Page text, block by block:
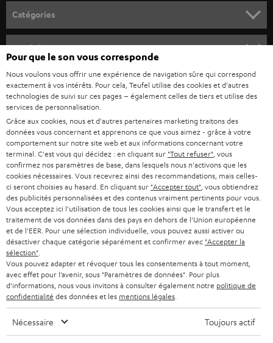
o
u
s
à
l
a
n
e
w
s
l
e
t
t
e
r
Catégories
BARRES DE SON
STEREO
SMART HOME
BLUETOOTH
CASQUES AUDIO
CASQUES BLUETOOTH AUDIO
SYSTEMES COMPLETS
ENCEINTES
ULTIMA
ÉCOUTEURS INTRA-AURICULAIRES
Société
SUPPORT
CARRIÈRE
PRESSE
B2B
NEWSLETTER
MAGASINS
AVANTAGES D’ACHAT
L’HISTOIRE DE TEUFEL
Boutiques en ligne Teufel
ALLEMAGNE
AUTRICHE
SUISSE
PAYS-BAS
BELGIQUE
FRANCE
POLOGNE
Pour que le son vous corresponde
Nous voulons vous offrir une expérience de navigation sûre qui correspond
exactement à vos intérêts. Pour cela, Teufel utilise des cookies et d'autres
technologies de suivi sur ces pages – également celles de tiers et utilise des
services de personnalisation.
Grâce aux cookies, nous et d'autres partenaires marketing traitons des
données vous concernant et apprenons ce que vous aimez - grâce à votre
comportement sur notre site web et aux informations concernant votre
terminal. C'est vous qui décidez : en cliquant sur "Tout refuser" , vous
confirmez nos paramètres de base, dans lesquels nous n'activons que les
cookies nécessaires. Vous recevrez ainsi des recommandations, mais celles-
ci seront choisies au hasard. En cliquant sur "Accepter tout" , vous obtiendrez
des publicités personnalisées et des contenus vraiment pertinents pour vous.
Vous acceptez ici l'utilisation de tous les cookies ainsi que le transfert et le
traitement de vos données dans des pays en dehors de l'Union européenne
et de l'EER. Pour une sélection individuelle, vous pouvez aussi activer ou
désactiver chaque catégorie séparément et confirmer avec "Accepter la
sélection"
Vous pouvez adapter et révoquer tous les consentements à tout moment,
avec effet pour l’avenir, sous "Paramètres de données". Pour plus
d'informations, nous vous invitons à consulter également notre politique de
confidentialité des données et les mentions légales
Nécessaire Toujours actif